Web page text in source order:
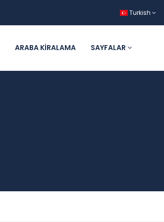
Turkish
ARABA KIRALAMA SAYFALAR